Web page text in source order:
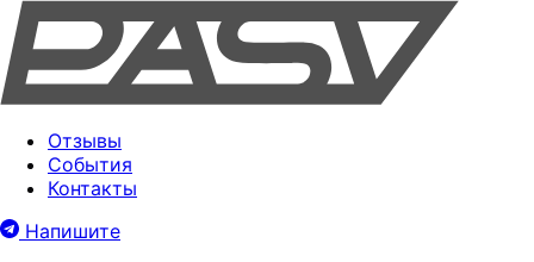
Отзывы
События
Контакты
Напишите